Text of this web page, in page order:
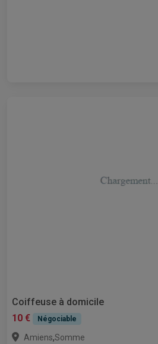
Coiffeuse à domicile
10 €
Négociable
Amiens,Somme